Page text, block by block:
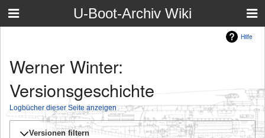
U-Boot-Archiv Wiki
Hilfe
Werner Winter:
Versionsgeschichte
Logbücher dieser Seite anzeigen
Versionen filtern